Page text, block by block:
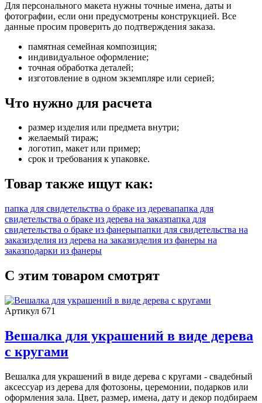
Для персонального макета нужны точные имена, даты и
фотографии, если они предусмотрены конструкцией. Все
данные просим проверить до подтверждения заказа.
памятная семейная композиция;
индивидуальное оформление;
точная обработка деталей;
изготовление в одном экземпляре или серией;
Что нужно для расчета
размер изделия или предмета внутри;
желаемый тираж;
логотип, макет или пример;
срок и требования к упаковке.
Товар также ищут как:
папка для свидетельства о браке из деревапапка для
свидетельства о браке из дерева на заказпапка для
свидетельства о браке из фанерыпапки для свидетельства на
заказизделия из дерева на заказизделия из фанеры на
заказподарки из фанеры
С этим товаром смотрят
Артикул 671
Вешалка для украшений в виде дерева
с кругами
Вешалка для украшений в виде дерева с кругами - свадебный
аксессуар из дерева для фотозоны, церемонии, подарков или
оформления зала. Цвет, размер, имена, дату и декор подбираем